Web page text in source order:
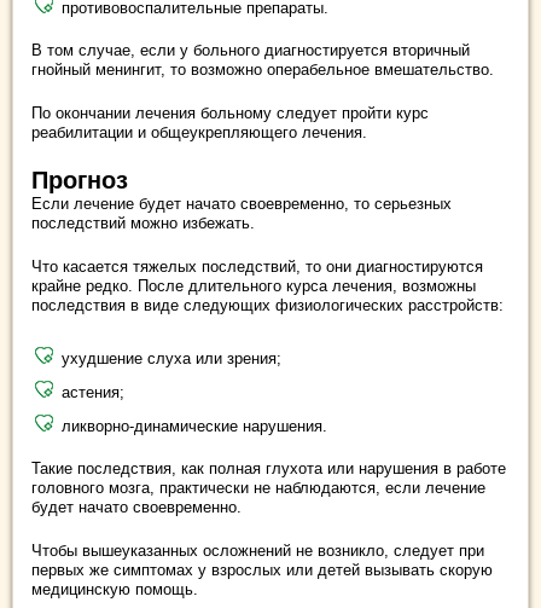
противовоспалительные препараты.
В том случае, если у больного диагностируется вторичный
гнойный менингит, то возможно операбельное вмешательство.
По окончании лечения больному следует пройти курс
реабилитации и общеукрепляющего лечения.
Прогноз
Если лечение будет начато своевременно, то серьезных
последствий можно избежать.
Что касается тяжелых последствий, то они диагностируются
крайне редко. После длительного курса лечения, возможны
последствия в виде следующих физиологических расстройств:
ухудшение слуха или зрения;
астения;
ликворно-динамические нарушения.
Такие последствия, как полная глухота или нарушения в работе
головного мозга, практически не наблюдаются, если лечение
будет начато своевременно.
Чтобы вышеуказанных осложнений не возникло, следует при
первых же симптомах у взрослых или детей вызывать скорую
медицинскую помощь.